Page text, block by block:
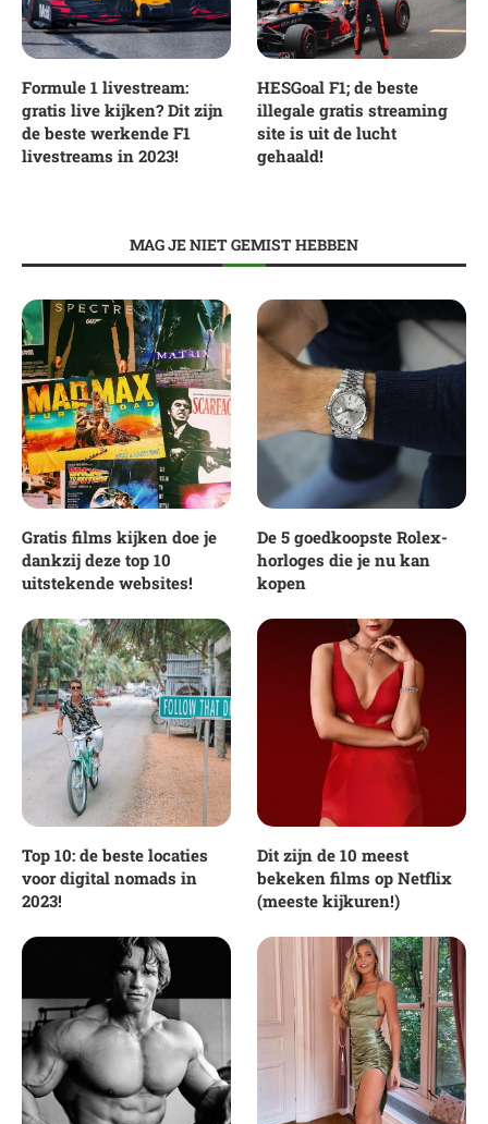
Formule 1 livestream:
gratis live kijken? Dit zijn
de beste werkende F1
livestreams in 2023!
HESGoal F1; de beste
illegale gratis streaming
site is uit de lucht
gehaald!
MAG JE NIET GEMIST HEBBEN
Gratis films kijken doe je
dankzij deze top 10
uitstekende websites!
De 5 goedkoopste Rolex-
horloges die je nu kan
kopen
Top 10: de beste locaties
voor digital nomads in
2023!
Dit zijn de 10 meest
bekeken films op Netflix
(meeste kijkuren!)